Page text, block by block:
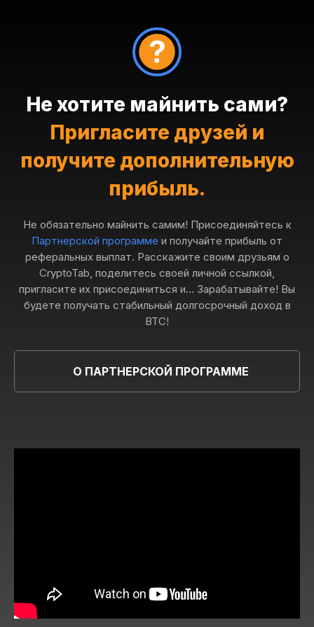
Не хотите майнить сами?
Пригласите друзей и
получите дополнительную
прибыль.
Не обязательно майнить самим! Присоединяйтесь к
Партнерской программе и получайте прибыль от
реферальных выплат. Расскажите своим друзьям о
CryptoTab, поделитесь своей личной ссылкой,
пригласите их присоединиться и... Зарабатывайте! Вы
будете получать стабильный долгосрочный доход в
BTC!
О ПАРТНЕРСКОЙ ПРОГРАММЕ